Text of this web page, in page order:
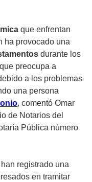
que enfrentan
ha provocado una
durante los
preocupa a
a los problemas
una persona
, comentó Omar
de Notarios del
Pública número
han registrado una
en tramitar